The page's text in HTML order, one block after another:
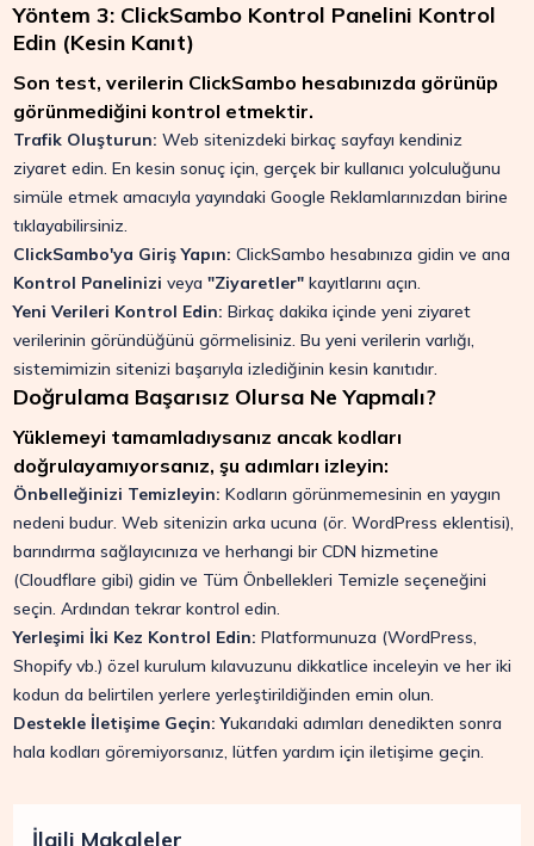
Yöntem 3: ClickSambo Kontrol Panelini Kontrol
Edin (Kesin Kanıt)
Son test, verilerin ClickSambo hesabınızda görünüp
görünmediğini kontrol etmektir.
Trafik Oluşturun: Web sitenizdeki birkaç sayfayı kendiniz
ziyaret edin. En kesin sonuç için, gerçek bir kullanıcı yolculuğunu
simüle etmek amacıyla yayındaki Google Reklamlarınızdan birine
tıklayabilirsiniz.
ClickSambo'ya Giriş Yapın: ClickSambo hesabınıza gidin ve ana
Kontrol Panelinizi veya"Ziyaretler" kayıtlarını açın.
Yeni Verileri Kontrol Edin: Birkaç dakika içinde yeni ziyaret
verilerinin göründüğünü görmelisiniz. Bu yeni verilerin varlığı,
sistemimizin sitenizi başarıyla izlediğinin kesin kanıtıdır.
Doğrulama Başarısız Olursa Ne Yapmalı?
Yüklemeyi tamamladıysanız ancak kodları
doğrulayamıyorsanız, şu adımları izleyin:
Önbelleğinizi Temizleyin:Kodların görünmemesinin en yaygın
nedeni budur. Web sitenizin arka ucuna (ör. WordPress eklentisi),
barındırma sağlayıcınıza ve herhangi bir CDN hizmetine
(Cloudflare gibi) gidin ve Tüm Önbellekleri Temizle seçeneğini
seçin. Ardından tekrar kontrol edin.
Yerleşimi İki Kez Kontrol Edin:Platformunuza (WordPress,
Shopify vb.) özel kurulum kılavuzunu dikkatlice inceleyin ve her iki
kodun da belirtilen yerlere yerleştirildiğinden emin olun.
Destekle İletişime Geçin: Yukarıdaki adımları denedikten sonra
hala kodları göremiyorsanız, lütfen yardım için iletişime geçin.
İlgili Makaleler